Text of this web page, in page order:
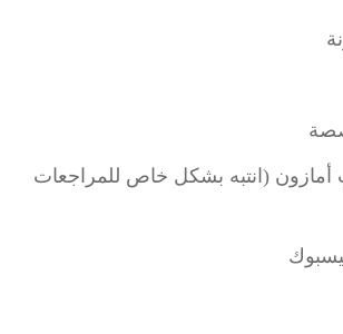
(انتبه بشكل خاص للمراجعات